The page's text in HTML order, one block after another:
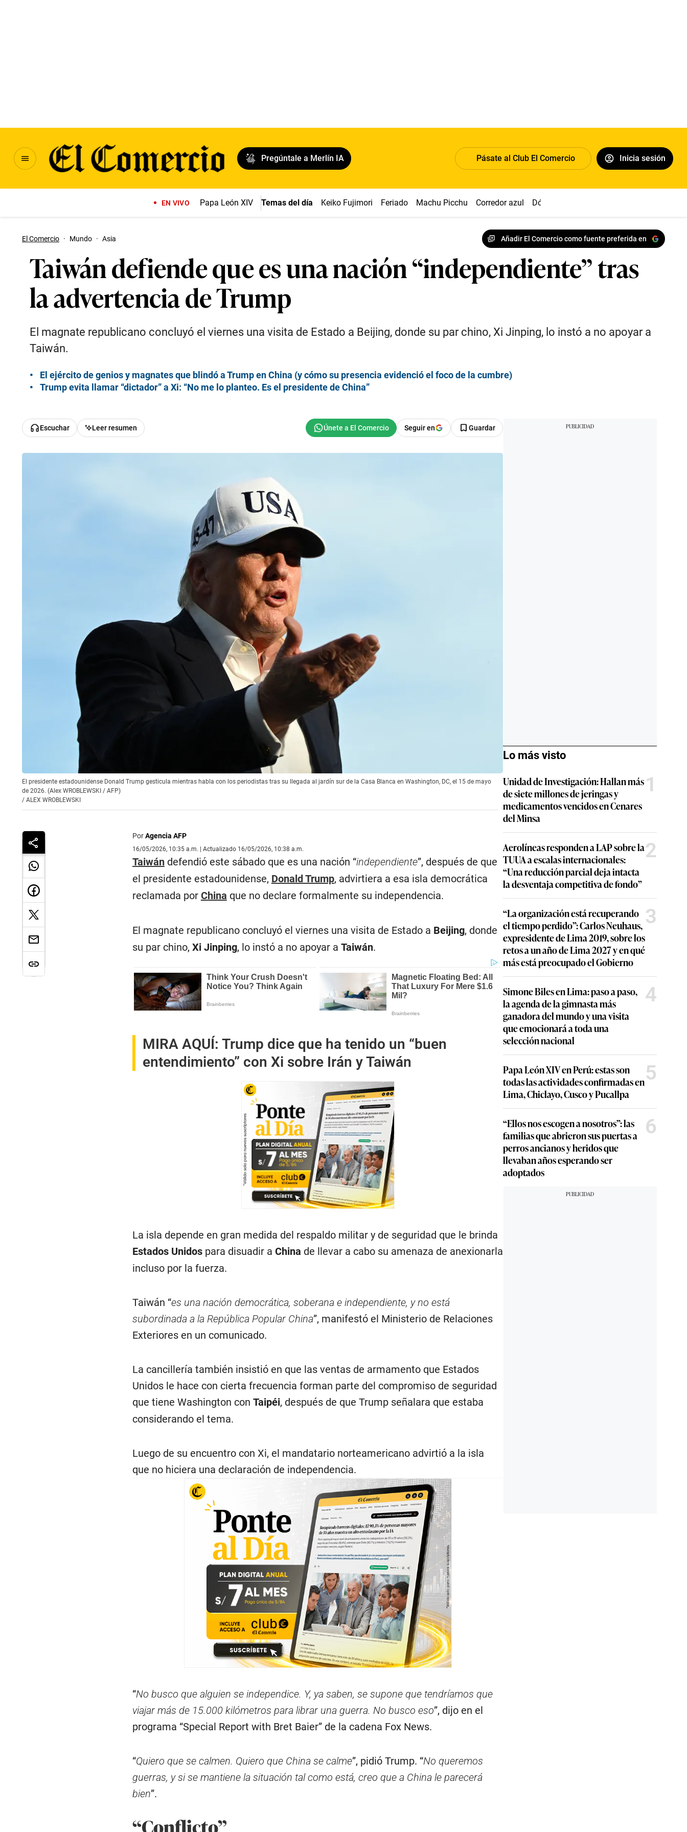
Pregúntale a Merlín IA Pásate al Club El Comercio Inicia sesión
EN VIVO Papa León XIV Temas del día Keiko Fujimori Feriado Machu Picchu Corredor azul Dólar
El Comercio · Mundo · Asia Añadir El Comercio como fuente preferida en
Taiwán defiende que es una nación “independiente” tras
la advertencia de Trump
El magnate republicano concluyó el viernes una visita de Estado a Beijing, donde su par chino, Xi Jinping, lo instó a no apoyar a
Taiwán.
El ejército de genios y magnates que blindó a Trump en China (y cómo su presencia evidenció el foco de la cumbre)
Trump evita llamar “dictador” a Xi: “No me lo planteo. Es el presidente de China”
Escuchar Leer resumen Seguir en Guardar
El presidente estadounidense Donald Trump gesticula mientras habla con los periodistas tras su llegada al jardín sur de la Casa Blanca en Washington, DC, el 15 de mayo
de 2026. (Alex WROBLEWSKI / AFP)
/ ALEX WROBLEWSKI
PorAgencia AFP
16/05/2026, 10:35 a.m. | Actualizado 16/05/2026, 10:38 a.m.
Taiwándefendió este sábado que es una nación “independiente”, después de que
el presidente estadounidense, Donald Trump, advirtiera a esa isla democrática
reclamada por China que no declare formalmente su independencia.
El magnate republicano concluyó el viernes una visita de Estado a Beijing, donde
su par chino, Xi Jinping, lo instó a no apoyar a Taiwán.
MIRA AQUÍ: Trump dice que ha tenido un “buen
entendimiento” con Xi sobre Irán y Taiwán
La isla depende en gran medida del respaldo militar y de seguridad que le brinda
Estados Unidospara disuadir a China de llevar a cabo su amenaza de anexionarla
incluso por la fuerza.
Taiwán “es una nación democrática, soberana e independiente, y no está
subordinada a la República Popular China”, manifestó el Ministerio de Relaciones
Exteriores en un comunicado.
La cancillería también insistió en que las ventas de armamento que Estados
Unidos le hace con cierta frecuencia forman parte del compromiso de seguridad
que tiene Washington con Taipéi, después de que Trump señalara que estaba
considerando el tema.
Luego de su encuentro con Xi, el mandatario norteamericano advirtió a la isla
que no hiciera una declaración de independencia.
“No busco que alguien se independice. Y, ya saben, se supone que tendríamos que
viajar más de 15.000 kilómetros para librar una guerra. No busco eso”, dijo en el
programa “Special Report with Bret Baier” de la cadena Fox News.
“Quiero que se calmen. Quiero que China se calme”, pidió Trump. “No queremos
guerras, y si se mantiene la situación tal como está, creo que a China le parecerá
bien”.
“Conflicto”
Lo más visto
Unidad de Investigación: Hallan más
de siete millones de jeringas y
medicamentos vencidos en Cenares
del Minsa
1
Aerolíneas responden a LAP sobre la
TUUA a escalas internacionales:
“Una reducción parcial deja intacta
la desventaja competitiva de fondo”
2
“La organización está recuperando
el tiempo perdido”: Carlos Neuhaus,
expresidente de Lima 2019, sobre los
retos a un año de Lima 2027 y en qué
más está preocupado el Gobierno
3
Simone Biles en Lima: paso a paso,
la agenda de la gimnasta más
ganadora del mundo y una visita
que emocionará a toda una
selección nacional
4
Papa León XIV en Perú: estas son
todas las actividades confirmadas en
Lima, Chiclayo, Cusco y Pucallpa
5
“Ellos nos escogen a nosotros”: las
familias que abrieron sus puertas a
perros ancianos y heridos que
llevaban años esperando ser
adoptados
6